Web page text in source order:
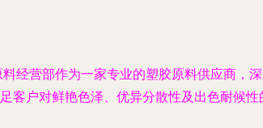
经营部作为一家专业的塑胶原料供应商，
户对鲜艳色泽、优异分散性及出色耐候性